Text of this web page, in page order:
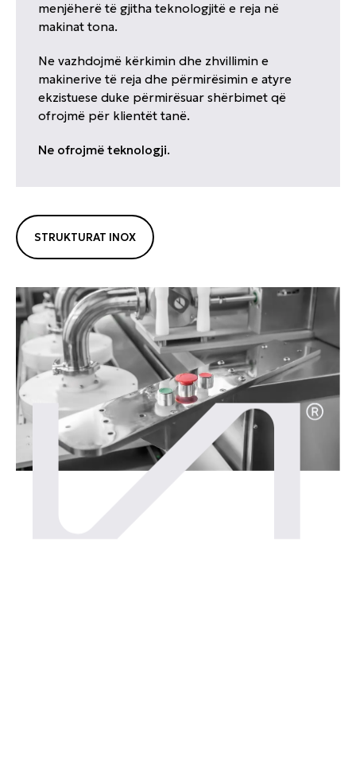
menjëherë të gjitha teknologjitë e reja në
makinat tona.
Ne vazhdojmë kërkimin dhe zhvillimin e
makinerive të reja dhe përmirësimin e atyre
ekzistuese duke përmirësuar shërbimet që
ofrojmë për klientët tanë.
Ne ofrojmë teknologji.
STRUKTURAT INOX